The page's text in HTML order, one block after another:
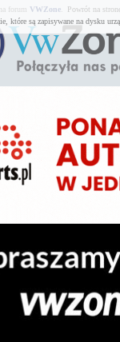
są zapisywane na dysku
forum VWZone. Powrót na